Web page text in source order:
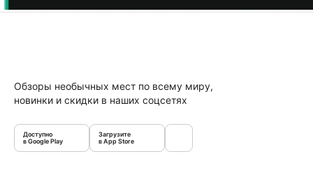
Обзоры необычных мест по всему миру,
новинки и скидки в наших соцсетях
Доступно
в Google Play
Загрузите
в App Store